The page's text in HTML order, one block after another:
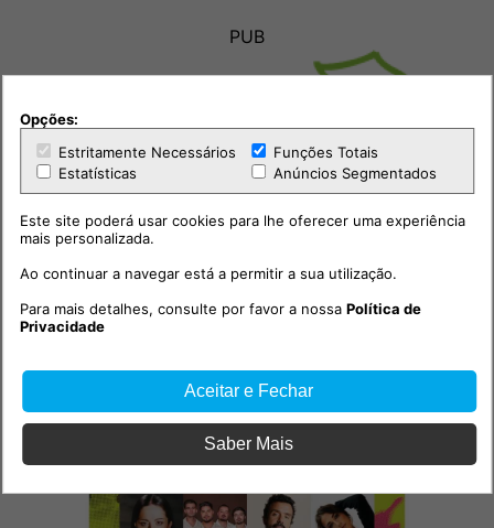
PUB
Outras notícias
Opções:
Estritamente Necessários
Funções Totais
Estatísticas
Anúncios Segmentados
Este site poderá usar cookies para lhe oferecer uma experiência
mais personalizada.
Ao continuar a navegar está a permitir a sua utilização.
Para mais detalhes, consulte por favor a nossaPolítica de
Privacidade
Aceitar e Fechar
Saber Mais